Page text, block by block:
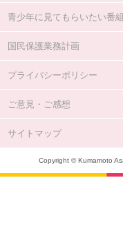
青少年に見てもらいたい番組
国民保護業務計画
プライバシーポリシー
ご意見・ご感想
サイトマップ
Copyright © Kumamoto